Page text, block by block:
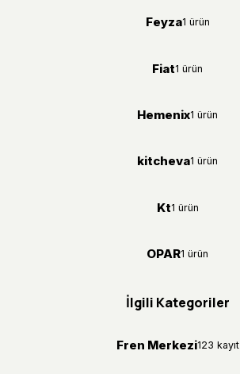
Feyza1 ürün
Fiat1 ürün
Hemenix1 ürün
kitcheva1 ürün
Kt1 ürün
OPAR1 ürün
İlgili Kategoriler
Fren Merkezi123 kayıt